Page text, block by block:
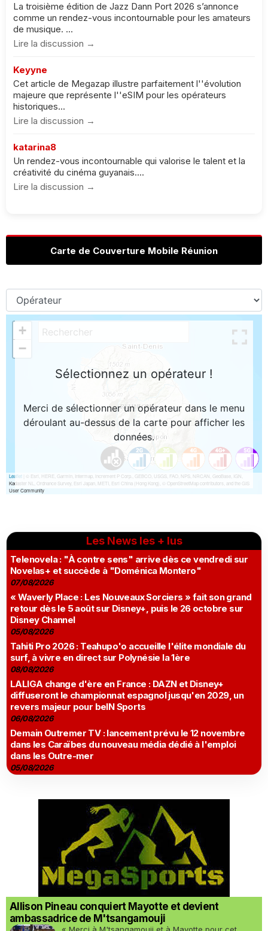
La troisième édition de Jazz Dann Port 2026 s’annonce
comme un rendez-vous incontournable pour les amateurs
de musique. ...
Lire la discussion →
Keyyne
Cet article de Megazap illustre parfaitement l''évolution
majeure que représente l''eSIM pour les opérateurs
historiques...
Lire la discussion →
katarina8
Un rendez-vous incontournable qui valorise le talent et la
créativité du cinéma guyanais....
Lire la discussion →
Carte de Couverture Mobile Réunion
Les News les + lus
Telenovela : "À contre sens" arrive dès ce vendredi sur
Novelas+ et succède à "Doménica Montero"
07/08/2026
« Waverly Place : Les Nouveaux Sorciers » fait son grand
retour dès le 5 août sur Disney+, puis le 26 octobre sur
Disney Channel
05/08/2026
Tahiti Pro 2026 : Teahupo'o accueille l'élite mondiale du
surf, à vivre en direct sur Polynésie la 1ère
08/08/2026
LALIGA change d'ère en France : DAZN et Disney+
diffuseront le championnat espagnol jusqu'en 2029, un
revers majeur pour beIN Sports
06/08/2026
Demain Outremer TV : lancement prévu le 12 novembre
dans les Caraïbes du nouveau média dédié à l'emploi
dans les Outre-mer
05/08/2026
Allison Pineau conquiert Mayotte et devient
ambassadrice de M'tsangamouji